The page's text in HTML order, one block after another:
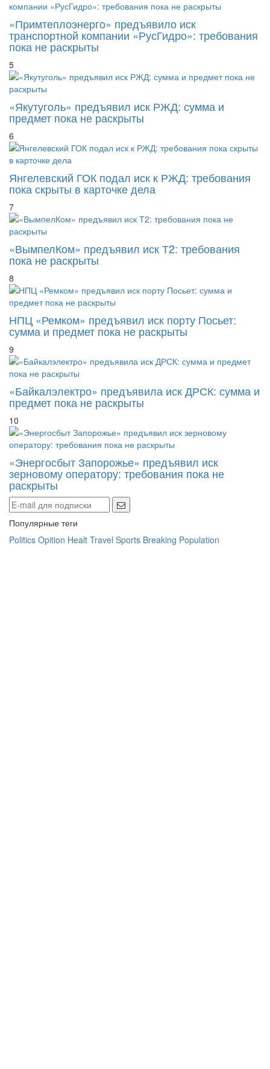
«Примтеплоэнерго» предъявило иск
транспортной компании «РусГидро»: требования
пока не раскрыты
5
«Якутуголь» предъявил иск РЖД: сумма и
предмет пока не раскрыты
6
Янгелевский ГОК подал иск к РЖД: требования
пока скрыты в карточке дела
7
«ВымпелКом» предъявил иск Т2: требования
пока не раскрыты
8
НПЦ «Ремком» предъявил иск порту Посьет:
сумма и предмет пока не раскрыты
9
«Байкалэлектро» предъявила иск ДРСК: сумма и
предмет пока не раскрыты
10
«Энергосбыт Запорожье» предъявил иск
зерновому оператору: требования пока не
раскрыты
Популярные теги
Politics Opition Healt Travel Sports Breaking Population